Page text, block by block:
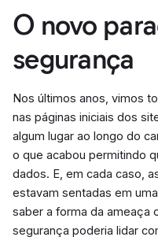
O novo
segurança
Nos últimos anos, vimos
nas páginas iniciais dos
algum lugar ao longo do
o que acabou permitindo
dados. E, em cada caso,
estavam sentadas em
saber a forma da ameaça
segurança poderia lidar